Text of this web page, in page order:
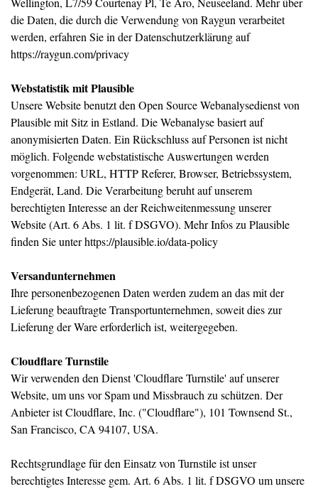
die Daten, die durch die Verwendung von Raygun verarbeitet
werden, erfahren Sie in der Datenschutzerklärung auf
https://raygun.com/privacy
Webstatistik mit Plausible
Unsere Website benutzt den Open Source Webanalysedienst von
Plausible mit Sitz in Estland. Die Webanalyse basiert auf
anonymisierten Daten. Ein Rückschluss auf Personen ist nicht
möglich. Folgende webstatistische Auswertungen werden
vorgenommen: URL, HTTP Referer, Browser, Betriebssystem,
Endgerät, Land. Die Verarbeitung beruht auf unserem
berechtigten Interesse an der Reichweitenmessung unserer
Website (Art. 6 Abs. 1 lit. f DSGVO). Mehr Infos zu Plausible
finden Sie unterhttps://plausible.io/data-policy
Versandunternehmen
Ihre personenbezogenen Daten werden zudem an das mit der
Lieferung beauftragte Transportunternehmen, soweit dies zur
Lieferung der Ware erforderlich ist, weitergegeben.
Cloudflare Turnstile
Wir verwenden den Dienst 'Cloudflare Turnstile' auf unserer
Website, um uns vor Spam und Missbrauch zu schützen. Der
Anbieter ist Cloudflare, Inc. ("Cloudflare"), 101 Townsend St.,
San Francisco, CA 94107, USA.
Rechtsgrundlage für den Einsatz von Turnstile ist unser
berechtigtes Interesse gem. Art. 6 Abs. 1 lit. f DSGVO um unsere